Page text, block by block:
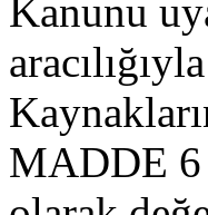
Kanunu
MADDE 6